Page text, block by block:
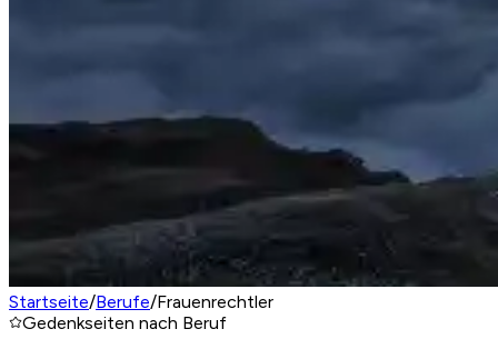
Startseite/Berufe/Frauenrechtler
Gedenkseiten nach Beruf